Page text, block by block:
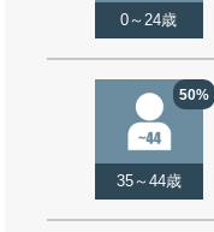
0～24歳
50%
35～44歳